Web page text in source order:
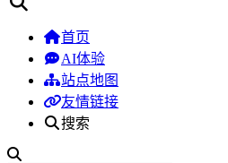
首页
AI体验
站点地图
友情链接
搜索